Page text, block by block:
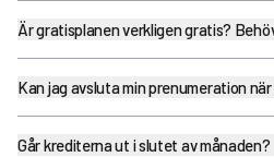
Är gratisplanen verkligen gratis?
Kan jag avsluta min prenumeration
Går krediterna ut i slutet av månaden?